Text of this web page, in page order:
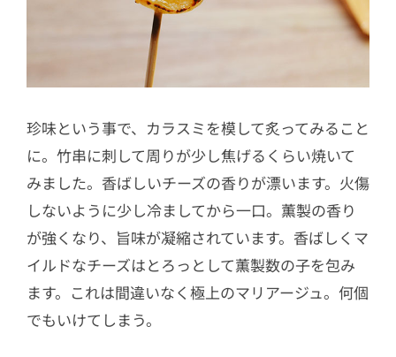
珍味という事で、カラスミを模して炙ってみること
に。竹串に刺して周りが少し焦げるくらい焼いて
みました。香ばしいチーズの香りが漂います。火傷
しないように少し冷ましてから一口。薫製の香り
が強くなり、旨味が凝縮されています。香ばしくマ
イルドなチーズはとろっとして薫製数の子を包み
ます。これは間違いなく極上のマリアージュ。何個
でもいけてしまう。